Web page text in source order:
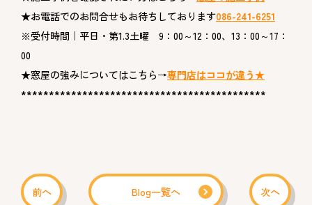
★お電話でのお問合せもお待ちしております086-241-6251
※受付時間｜平日・第1.3土曜 9：00～12：00、13：00～17：
00
★窓屋の強みについてはこちら→専門店はココが違う★
********************************************
前へ 次へ
Blog一覧へ